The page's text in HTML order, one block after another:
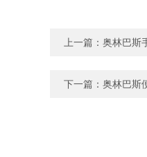
上一篇： 奥林巴斯
下一篇： 奥林巴斯